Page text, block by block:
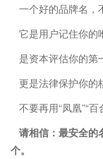
一个好的品牌名，
它是用户记住你的
是资本评估你的第
更是法律保护你的
不要再用“凤凰”“百
请相信：最安全的
个。